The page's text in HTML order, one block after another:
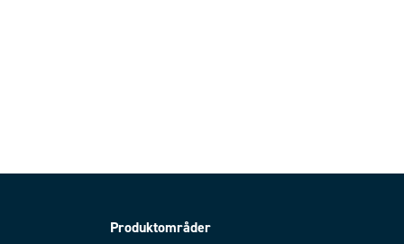
Produktområder